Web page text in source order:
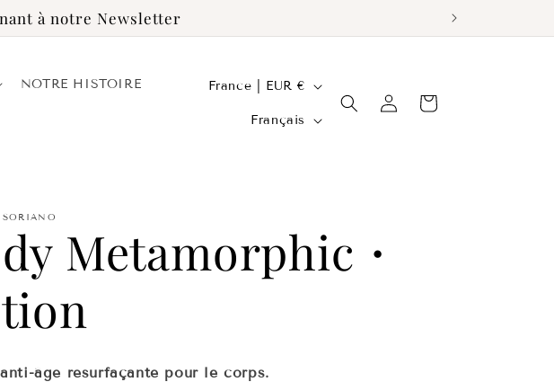
à notre Newsletter
NOTRE HISTOIRE
P
r
i
France | EUR €
L
u
Français
ConnexionPanier
Metamorphic・
âge resurfaçante pour le corps.